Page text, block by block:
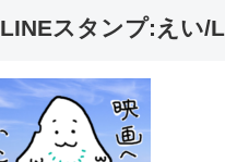
LINEスタンプ:えい/